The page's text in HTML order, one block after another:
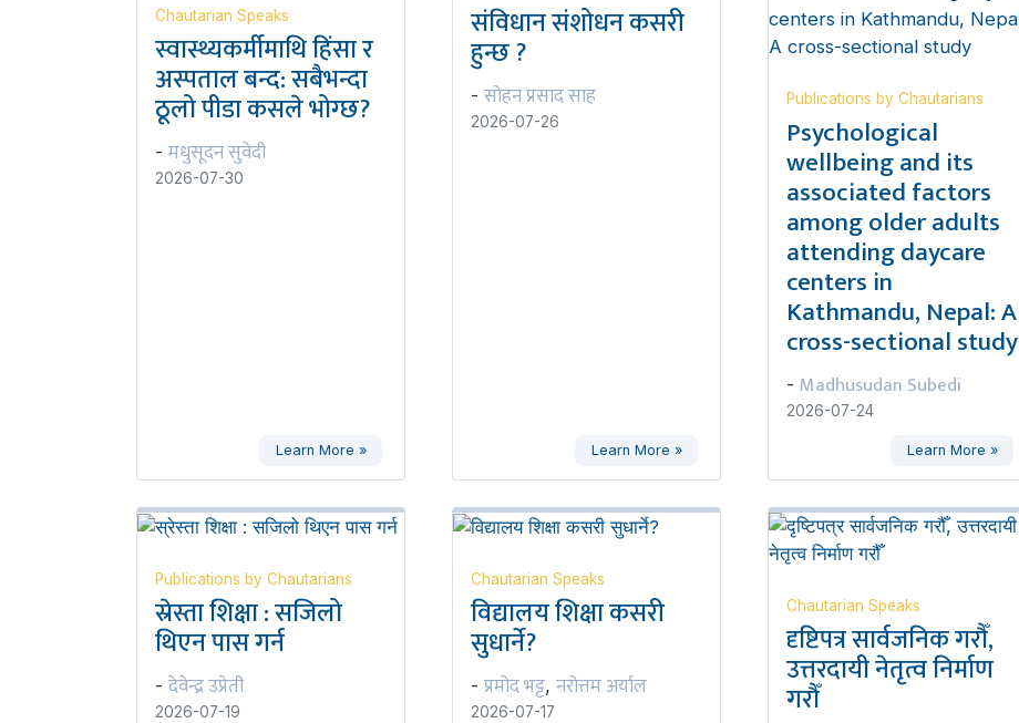
Chautarian Speaks
स्वास्थ्यकर्मीमाथि हिंसा र
अस्पताल बन्द: सबैभन्दा
ठूलो पीडा कसले भोग्छ?
- मधुसूदन सुवेदी
2026-07-30
Learn More »
संविधान संशोधन कसरी
हुन्छ ?
- सोहन प्रसाद साह
2026-07-26
Learn More »
Publications by Chautarians
Psychological
wellbeing and its
associated factors
among older adults
attending daycare
centers in
Kathmandu, Nepal: A
cross-sectional study
- Madhusudan Subedi
2026-07-24
Learn More »
Publications by Chautarians
स्रेस्ता शिक्षा : सजिलो
थिएन पास गर्न
- देवेन्द्र उप्रेती
2026-07-19
Chautarian Speaks
विद्यालय शिक्षा कसरी
सुधार्ने?
- प्रमोद भट्ट, नरोत्तम अर्याल
2026-07-17
Chautarian Speaks
दृष्टिपत्र सार्वजनिक गरौँ,
उत्तरदायी नेतृत्व निर्माण
गरौँ